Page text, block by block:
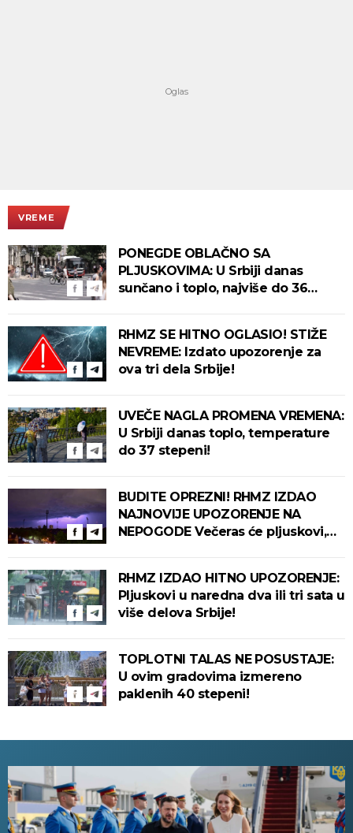
VREME
PONEGDE OBLAČNO SA
PLJUSKOVIMA: U Srbiji danas
sunčano i toplo, najviše do 36
RHMZ SE HITNO OGLASIO! STIŽE
NEVREME: Izdato upozorenje za
ova tri dela Srbije!
UVEČE NAGLA PROMENA VREMENA:
U Srbiji danas toplo, temperature
do 37 stepeni!
BUDITE OPREZNI! RHMZ IZDAO
NAJNOVIJE UPOZORENJE NA
NEPOGODE Večeras će pljuskovi,
RHMZ IZDAO HITNO UPOZORENJE:
Pljuskovi u naredna dva ili tri sata u
više delova Srbije!
TOPLOTNI TALAS NE POSUSTAJE:
U ovim gradovima izmereno
paklenih 40 stepeni!